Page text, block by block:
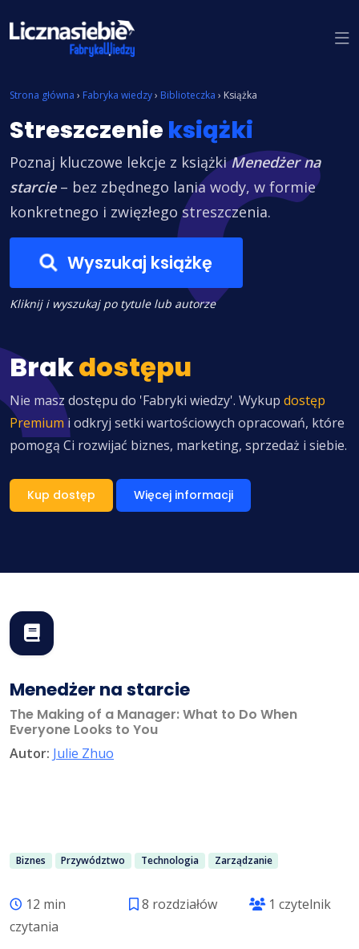
Strona główna › Fabryka wiedzy› Biblioteczka › Książka
Streszczenie książki
Poznaj kluczowe lekcje z książkiMenedżer na
starcie– bez zbędnego lania wody, w formie
konkretnego i zwięzłego streszczenia.
Wyszukaj książkę
Kliknij i wyszukaj po tytule lub autorze
Brakdostępu
Nie masz dostępu do 'Fabryki wiedzy'. Wykup dostęp
Premium i odkryj setki wartościowych opracowań, które
pomogą Ci rozwijać biznes, marketing, sprzedaż i siebie.
Kup dostęp Więcej informacji
Menedżer na starcie
The Making of a Manager: What to Do When
Everyone Looks to You
Autor: Julie Zhuo
Biznes Przywództwo Technologia Zarządzanie
12 min
czytania
8 rozdziałów 1 czytelnik
Znajdź książkę